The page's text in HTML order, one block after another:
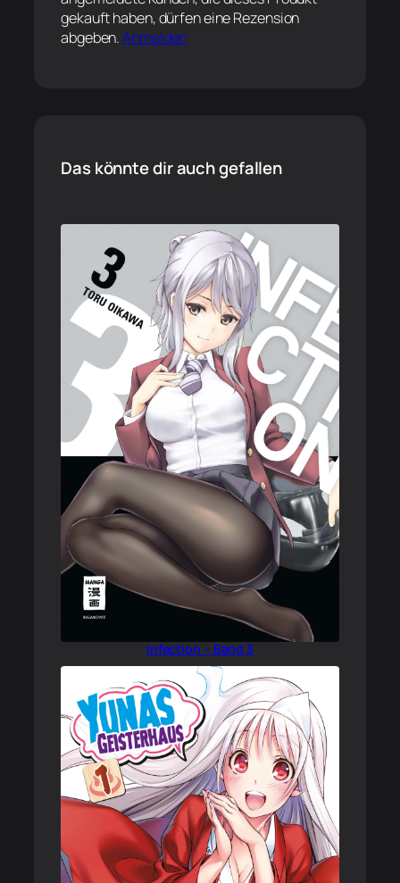
gekauft haben, dürfen eine Rezension
abgeben.Anmelden
Das könnte dir auch gefallen
Infection – Band 3